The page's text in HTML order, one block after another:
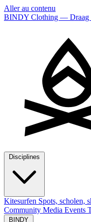
Aller au contenu
BINDY Clothing — Draag
Kitesurfen Spots, scholen,
Community Media Events